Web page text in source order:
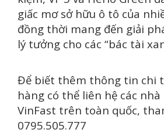
giấc mơ sở hữu ô tô của
đồng thời mang đến giải
lý tưởng cho các “bác tài
Để biết thêm thông tin chi
hàng có thể liên hệ các
VinFast trên toàn quốc,
0795.505.777